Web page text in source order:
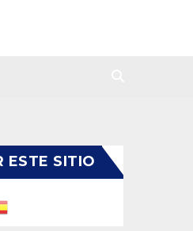
ESTE SITIO